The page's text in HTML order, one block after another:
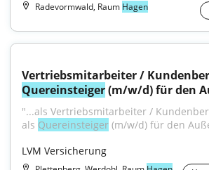
Radevormwald, Raum Hagen
Quereinsteiger (m/w/d) für den
"...als Vertriebsmitarbeiter /
als Quereinsteiger (m/w/d) für den
LVM Versicherung